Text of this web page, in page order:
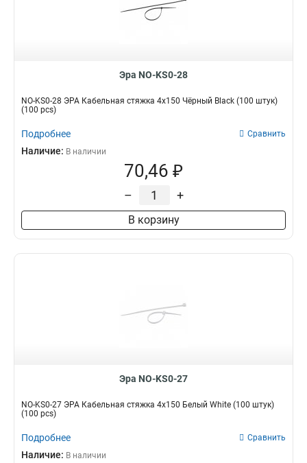
Эра NO-KS0-28
NO-KS0-28 ЭРА Кабельная стяжка 4х150 Чёрный Black (100 штук)
(100 pcs)
Подробнее Сравнить
Наличие: В наличии
70,46 ₽
– +
В корзину
Эра NO-KS0-27
NO-KS0-27 ЭРА Кабельная стяжка 4х150 Белый White (100 штук)
(100 pcs)
Подробнее Сравнить
Наличие: В наличии